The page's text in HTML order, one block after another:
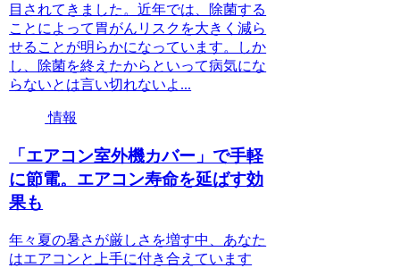
目されてきました。近年では、除菌する
ことによって胃がんリスクを大きく減ら
せることが明らかになっています。しか
し、除菌を終えたからといって病気にな
らないとは言い切れないよ...
情報
「エアコン室外機カバー」で手軽
に節電。エアコン寿命を延ばす効
果も
年々夏の暑さが厳しさを増す中、あなた
はエアコンと上手に付き合えています